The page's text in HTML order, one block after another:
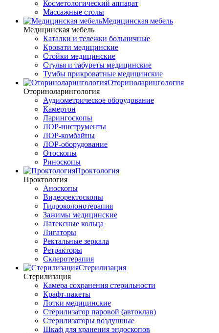
Косметологический аппарат
Массажные столы
Медицинская мебель
Медицинская мебель
Каталки и тележки больничные
Кровати медицинские
Стойки медицинские
Стулья и табуреты медицинские
Тумбы прикроватные медицинские
Оториноларингология
Оториноларингология
Аудиометрическое оборудование
Камертон
Ларингоскопы
ЛОР-инструменты
ЛОР-комбайны
ЛОР-оборудование
Отоскопы
Риноскопы
Проктология
Проктология
Аноскопы
Видеоректоскопы
Гидроколонотерапия
Зажимы медицинские
Латексные кольца
Лигаторы
Ректальные зеркала
Ретракторы
Склеротерапия
Стерилизация
Стерилизация
Камера сохранения стерильности
Крафт-пакеты
Лотки медицинские
Стерилизатор паровой (автоклав)
Стерилизаторы воздушные
Шкаф для хранения эндоскопов